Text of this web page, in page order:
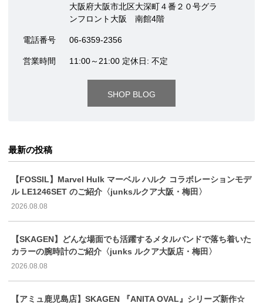
大阪府大阪市北区大深町４番２０号グラ
ンフロント大阪 南館4階
電話番号 06-6359-2356
営業時間 11:00～21:00 定休日: 不定
SHOP BLOG
最新の投稿
【FOSSIL】Marvel Hulk マーベル ハルク コラボレーションモデ
ル LE1246SET のご紹介〈junksルクア大阪・梅田〉
2026.08.08
【SKAGEN】どんな場面でも活躍するメタルバンドで落ち着いた
カラーの腕時計のご紹介〈junks ルクア大阪店・梅田〉
2026.08.08
【アミュ鹿児島店】SKAGEN 『ANITA OVAL』シリーズ新作☆